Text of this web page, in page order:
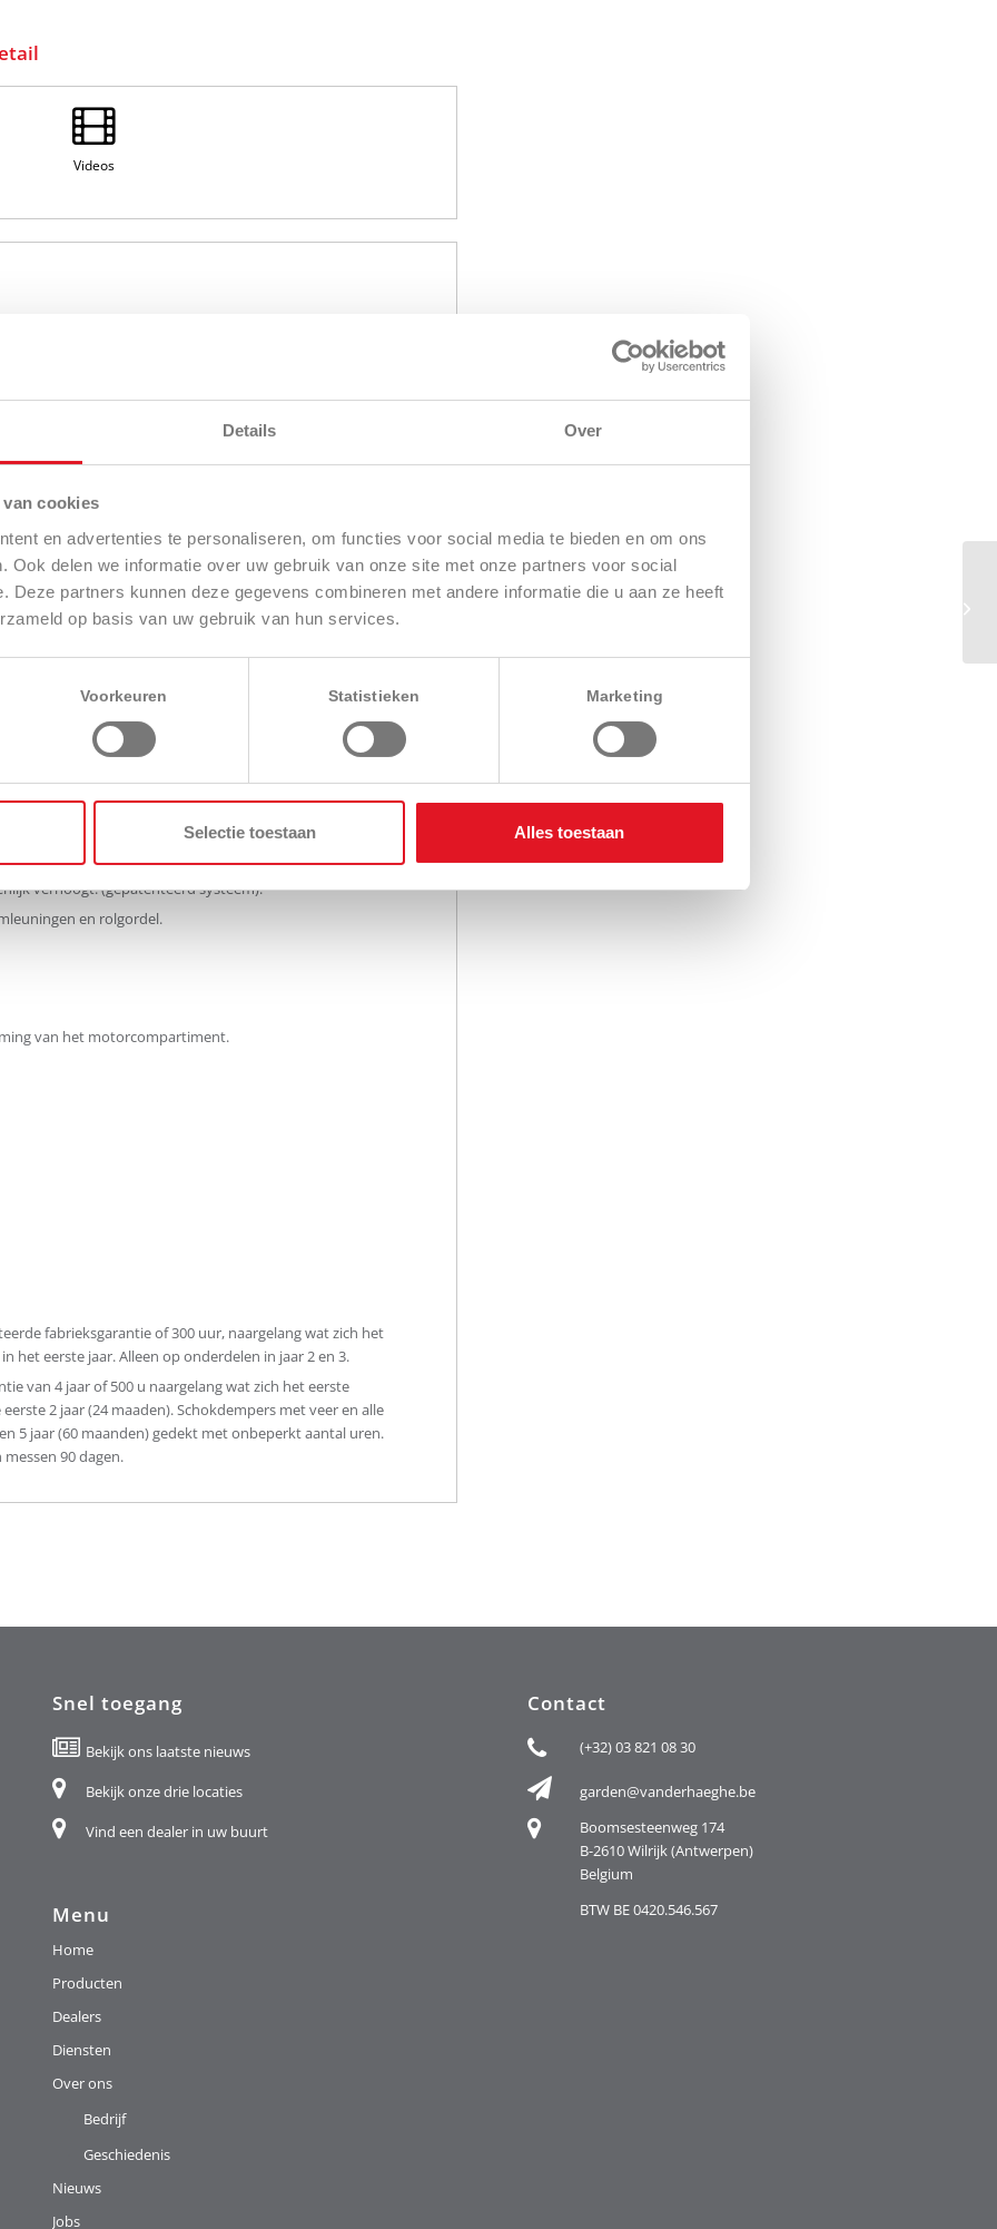
Details Over
cookies
en advertenties te personaliseren, om functies voor social media te bieden en om ons
Ook delen we informatie over uw gebruik van onze site met onze partners voor social
Deze partners kunnen deze gegevens combineren met andere informatie die u aan ze heeft
op basis van uw gebruik van hun services.
Voorkeuren Statistieken Marketing
Selectie toestaan Alles toestaan
Videos
benzine motor – 2 cilinder.
0 tot 8 km/u.
of mulching.
6 mm (38 tot 127 mm).
– veerbekrachtigd voetpedaal.
bedieningspaneel en bekerhouder.
vooraan, achtervering en schokdempers met
verhoogt. (gepatenteerd systeem).
en rolgordel.
van het motorcompartiment.
fabrieksgarantie of 300 uur, naargelang wat zich het
het eerste jaar. Alleen op onderdelen in jaar 2 en 3.
van 4 jaar of 500 u naargelang wat zich het eerste
2 jaar (24 maaden). Schokdempers met veer en alle
5 jaar (60 maanden) gedekt met onbeperkt aantal uren.
90 dagen.
Snel toegang
Bekijk ons laatste nieuws
Bekijk onze drie locaties
Vind een dealer in uw buurt
Menu
Home
Producten
Dealers
Diensten
Over ons
Bedrijf
Geschiedenis
Nieuws
Jobs
Contact
(+32) 03 821 08 30
garden@vanderhaeghe.be
Boomsesteenweg 174
B-2610 Wilrijk (Antwerpen)
Belgium
BTW BE 0420.546.567